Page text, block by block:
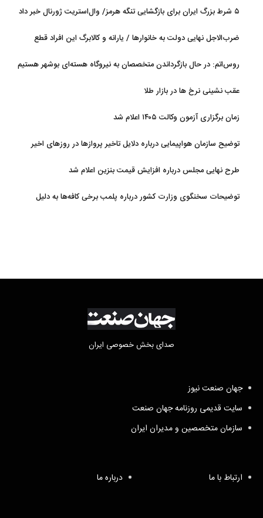
۵ شرط بزرگ ایران برای بازگشایی تنگه هرمز/ وال‌استریت ژورنال خبر داد
ضرب‌الاجل نهایی دولت به خانوارها / یارانه و کالابرگ این افراد قطع
روس‌اتم: در حال بازگرداندن متخصصان به نیروگاه هسته‌ای بوشهر هستیم
عقب نشینی نرخ ها در بازار طلا
زمان برگزاری آزمون وکالت ۱۴۰۵ اعلام شد
توضیح سازمان هواپیمایی درباره دلایل تاخیر پروازها در روزهای اخیر
طرح نهایی مجلس درباره افزایش قیمت بنزین اعلام شد
توضیحات سخنگوی وزارت کشور درباره پلمب برخی کافه‌ها به دلیل
صدای بخش خصوصی ایران
جهان صنعت نیوز
سایت قدیمی روزنامه جهان صنعت
سازمان متخصصین و مدیران ایران
ارتباط با ما درباره ما